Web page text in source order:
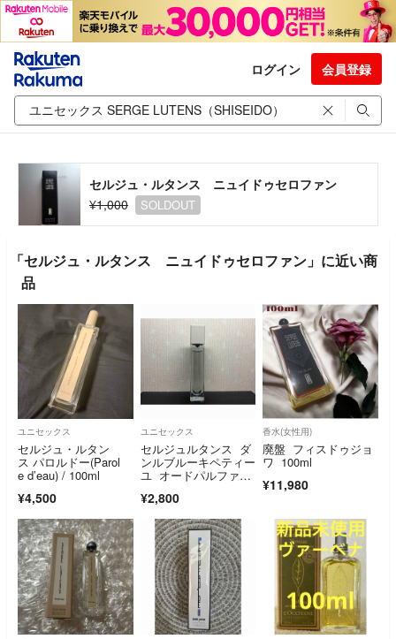
ログイン 会員登録
セルジュ・ルタンス ニュイドゥセロファン
¥1,000
SOLDOUT
「セルジュ・ルタンス ニュイドゥセロファン」に近い商
品
ユニセックス
セルジュ・ルタン
ス パロルドー(Parol
e d’eau) / 100ml
¥4,500
ユニセックス
セルジュルタンス ダ
ンルブルーキペティー
ユ オードパルファ
¥2,800
香水(女性用)
廃盤 フィスドゥジョ
ワ 100ml
¥11,980